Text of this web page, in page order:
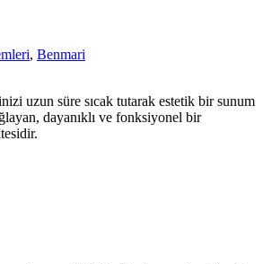
, Benmari
uzun süre sıcak tutarak estetik bir sunum
dayanıklı ve fonksiyonel bir